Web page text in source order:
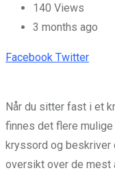
140 Views
3 months ago
Facebook TwitterCloud
Print
Share
Når du sitter fast i et
finnes det flere mulige
kryssord og beskriver
oversikt over de mest